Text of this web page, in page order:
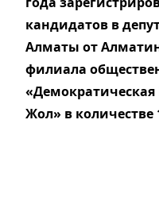
кандидатов в
Алматы от
филиала
«Демократическая
Жол» в количестве